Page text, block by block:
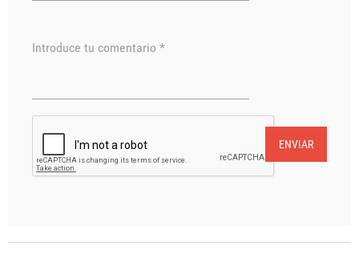
Introduce tu comentario *
ENVIAR